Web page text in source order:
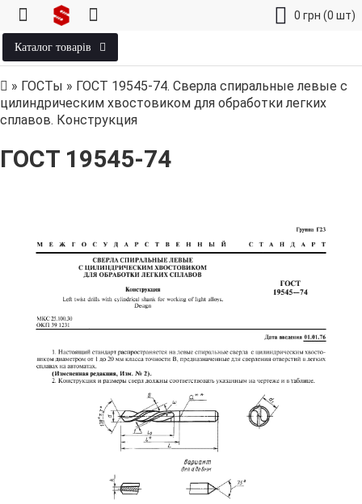
0 грн (0 шт)
Каталог товарів
» ГОСТы » ГОСТ 19545-74. Сверла спиральные левые с
цилиндрическим хвостовиком для обработки легких
сплавов. Конструкция
ГОСТ 19545-74